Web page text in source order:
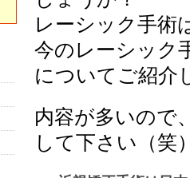
レーシック手術
今のレーシック
についてご紹介
内容が多いので
して下さい（笑